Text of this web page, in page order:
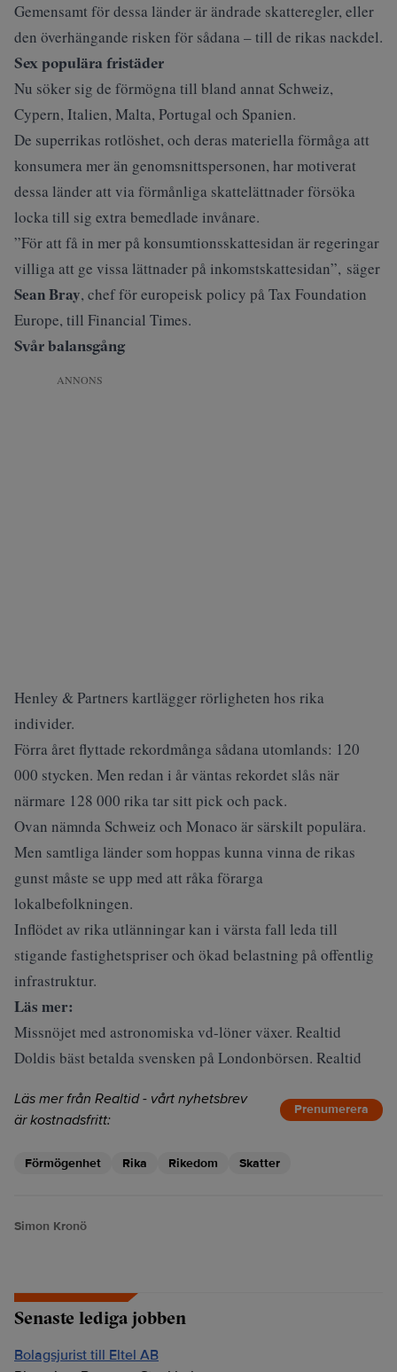
Gemensamt för dessa länder är ändrade skatteregler, eller
den överhängande risken för sådana – till de rikas nackdel.
Sex populära fristäder
Nu söker sig de förmögna till bland annat Schweiz,
Cypern, Italien, Malta, Portugal och Spanien.
De superrikas rotlöshet, och deras materiella förmåga att
konsumera mer än genomsnittspersonen, har motiverat
dessa länder att via förmånliga skattelättnader försöka
locka till sig extra bemedlade invånare.
”För att få in mer på konsumtionsskattesidan är regeringar
villiga att ge vissa lättnader på inkomstskattesidan”, säger
Sean Bray, chef för europeisk policy på Tax Foundation
Europe, till Financial Times.
Svår balansgång
ANNONS
Henley & Partners kartlägger rörligheten hos rika
individer.
Förra året flyttade rekordmånga sådana utomlands: 120
000 stycken. Men redan i år väntas rekordet slås när
närmare 128 000 rika tar sitt pick och pack.
Ovan nämnda Schweiz och Monaco är särskilt populära.
Men samtliga länder som hoppas kunna vinna de rikas
gunst måste se upp med att råka förarga
lokalbefolkningen.
Inflödet av rika utlänningar kan i värsta fall leda till
stigande fastighetspriser och ökad belastning på offentlig
infrastruktur.
Läs mer:
Missnöjet med astronomiska vd-löner växer. Realtid
Doldis bäst betalda svensken på Londonbörsen. Realtid
Läs mer från Realtid - vårt nyhetsbrev
är kostnadsfritt:
Prenumerera
Förmögenhet Rika Rikedom Skatter
Simon Kronö
Senaste lediga jobben
Bolagsjurist till Eltel AB